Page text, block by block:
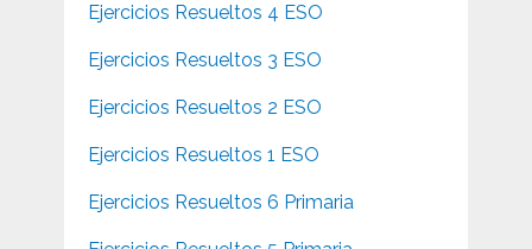
Ejercicios Resueltos 4 ESO
Ejercicios Resueltos 3 ESO
Ejercicios Resueltos 2 ESO
Ejercicios Resueltos 1 ESO
Ejercicios Resueltos 6 Primaria